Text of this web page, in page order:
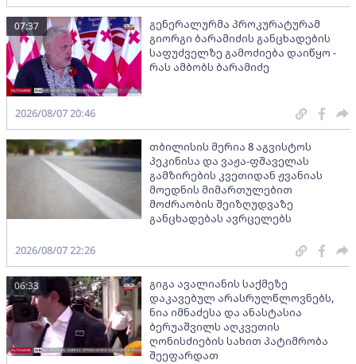
გენერალურმა პროკურატურამ
გიორგი ბარამიძის განცხადების
საფუძველზე გამოძიება დაიწყო -
რას ამბობს ბარამიძე
07:37
2026/08/07 20:46
თბილისის მერია 8 აგვისტოს
პეკინისა და ვაჟა-ფშაველას
გამზირების კვეთიდან ჟვანიას
მოედნის მიმართულებით
მოძრაობის შეიზღუდვაზე
განცხადებას ავრცელებს
2026/08/07 22:26
გიგა ავალიანის საქმეზე
დაკავებულ არასრულწლოვნებს,
ნია იმნაძესა და ანასტასია
ბერუაშვილს აღკვეთის
ღონისძიების სახით პატიმრობა
შეეფარდათ
06:33